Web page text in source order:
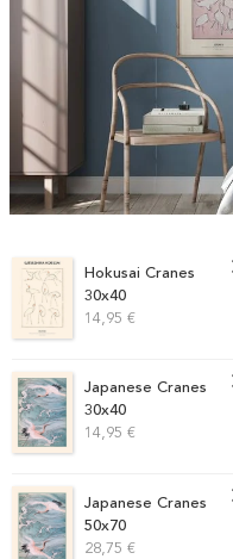
Hokusai Cranes
30x40
14,95 €
Japanese Cranes
30x40
14,95 €
Japanese Cranes
50x70
28,75 €